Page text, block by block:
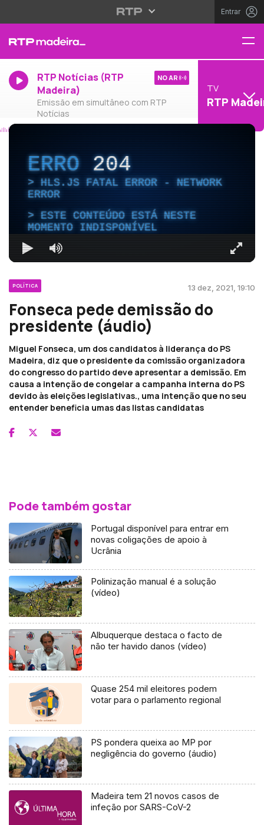
Entrar
RTP Notícias (RTP
Madeira)
Emissão em simultâneo com RTP
Notícias
NO AR
TV
RTP
ERRO204
HLS.JS FATAL ERROR - NETWORK
ERROR
ESTE CONTEÚDO ESTÁ NESTE
MOMENTO INDISPONÍVEL
POLÍTICA 13 dez, 2021, 19:10
Fonseca pede demissão do
presidente (áudio)
Miguel Fonseca, um dos candidatos à liderança do PS
Madeira, diz que o presidente da comissão organizadora
do congresso do partido deve apresentar a demissão. Em
causa a intenção de congelar a campanha interna do PS
devido às eleições legislativas., uma intenção que no seu
entender beneficia umas das listas candidatas
Pode também gostar
Portugal disponível para entrar em
novas coligações de apoio à
Ucrânia
Polinização manual é a solução
(vídeo)
Albuquerque destaca o facto de
não ter havido danos (vídeo)
Quase 254 mil eleitores podem
votar para o parlamento regional
PS pondera queixa ao MP por
negligência do governo (áudio)
Madeira tem 21 novos casos de
infeção por SARS-CoV-2